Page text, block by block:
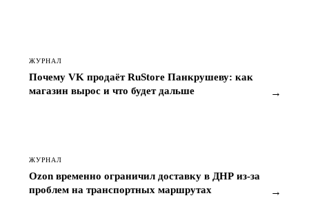
ЖУРНАЛ
Почему VK продаёт RuStore Панкрушеву: как
магазин вырос и что будет дальше
→
ЖУРНАЛ
Ozon временно ограничил доставку в ДНР из-за
проблем на транспортных маршрутах
→